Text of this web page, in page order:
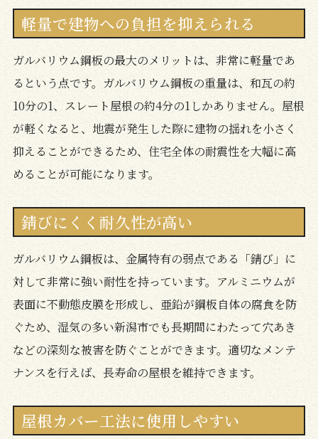
軽量で建物への負担を抑えられる
ガルバリウム鋼板の最大のメリットは、非常に軽量であ
るという点です。ガルバリウム鋼板の重量は、和瓦の約
10分の1、スレート屋根の約4分の1しかありません。屋根
が軽くなると、地震が発生した際に建物の揺れを小さく
抑えることができるため、住宅全体の耐震性を大幅に高
めることが可能になります。
錆びにくく耐久性が高い
ガルバリウム鋼板は、金属特有の弱点である「錆び」に
対して非常に強い耐性を持っています。アルミニウムが
表面に不動態皮膜を形成し、亜鉛が鋼板自体の腐食を防
ぐため、湿気の多い新潟市でも長期間にわたって穴あき
などの深刻な被害を防ぐことができます。適切なメンテ
ナンスを行えば、長寿命の屋根を維持できます。
屋根カバー工法に使用しやすい